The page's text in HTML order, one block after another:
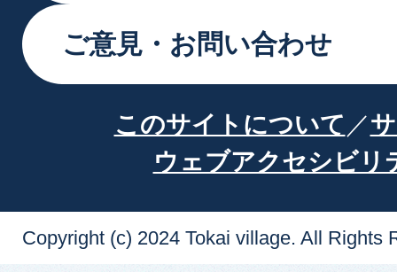
ご意見・お問い合わせ
このサイトについて
ウェブアクセシビリ
Copyright (c) 2024 Tokai village. All Rights